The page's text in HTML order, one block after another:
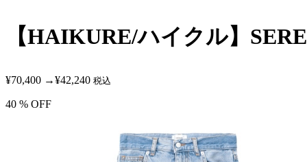
【HAIKURE/ハイクル】
¥70,400 →¥42,240 税込
40 % OFF